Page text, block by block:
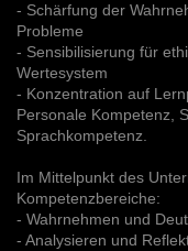
- Schärfung der
Probleme
- Sensibilisierung für
Wertesystem
- Konzentration auf
Personale Kompetenz,
Sprachkompetenz.
Im Mittelpunkt des
Kompetenzbereiche:
- Wahrnehmen und
- Analysieren und